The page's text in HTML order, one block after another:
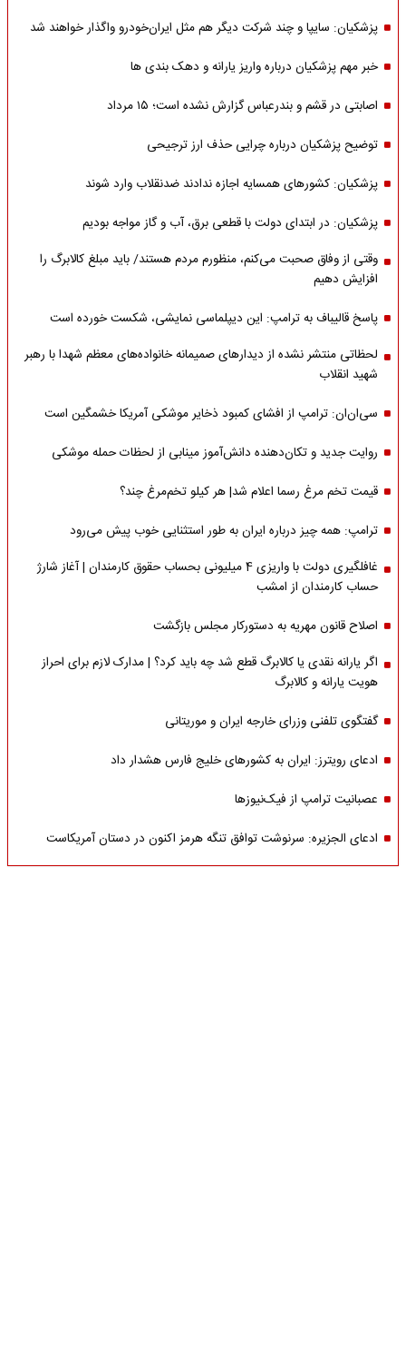
پزشکیان: سایپا و چند شرکت دیگر هم مثل ایران‌خودرو واگذار خواهند شد
خبر مهم پزشکیان درباره واریز یارانه و دهک بندی ها
اصابتی در قشم و بندرعباس گزارش نشده است؛ ۱۵ مرداد
توضیح پزشکیان درباره چرایی حذف ارز ترجیحی
پزشکیان: کشورهای همسایه اجازه ندادند ضدنقلاب وارد شوند
پزشکیان: در ابتدای دولت با قطعی برق، آب و گاز مواجه بودیم
وقتی از وفاق صحبت می‌کنم، منظورم مردم هستند/ باید مبلغ کالابرگ را
افزایش دهیم
پاسخ قالیباف به ترامپ: این دیپلماسی نمایشی، شکست خورده است
لحظاتی منتشر نشده از دیدارهای صمیمانه خانواده‌های معظم شهدا با رهبر
شهید انقلاب
سی‌ان‌ان: ترامپ از افشای کمبود ذخایر موشکی آمریکا خشمگین است
روایت جدید و تکان‌دهنده دانش‌آموز مینابی از لحظات حمله موشکی
قیمت تخم مرغ رسما اعلام شد| هر کیلو تخم‌مرغ چند؟
ترامپ: همه چیز درباره ایران به طور استثنایی خوب پیش می‌رود
غافلگیری دولت با واریزی 4 میلیونی بحساب حقوق کارمندان | آغاز شارژ
حساب کارمندان از امشب
اصلاح قانون مهریه به دستورکار مجلس بازگشت
اگر یارانه نقدی یا کالابرگ قطع شد چه باید کرد؟ | مدارک لازم برای احراز
هویت یارانه و کالابرگ
گفتگوی تلفنی وزرای خارجه ایران و موریتانی
ادعای رویترز: ایران به کشورهای خلیج فارس هشدار داد
عصبانیت ترامپ از فیک‌نیوزها
ادعای الجزیره: سرنوشت توافق تنگه هرمز اکنون در دستان آمریکاست